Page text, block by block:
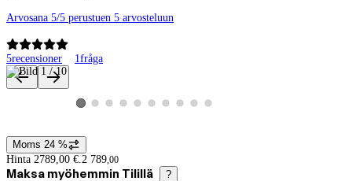
Arvosana 5/5 perustuen 5 arvosteluun
5recensioner 1fråga
Produktbilder och videor
Visa produktbild 1
Visa produktbild 2
Visa produktbild 3
Visa produktbild 4
Visa produktbild 5
Visa produktbild 6
Visa produktbild 7
Visa produktbild 8
Visa produktbild 9
Visa produktbild 10
Prisinformation
Moms 24 %
Hinta 2789,00 €. 2 789,00
Maksa myöhemmin Tilillä ?